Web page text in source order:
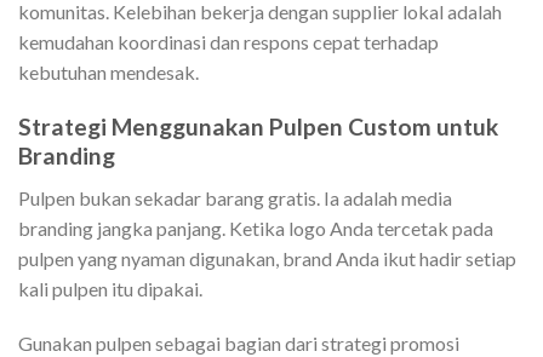
komunitas. Kelebihan bekerja dengan supplier lokal adalah
kemudahan koordinasi dan respons cepat terhadap
kebutuhan mendesak.
Strategi Menggunakan Pulpen Custom untuk
Branding
Pulpen bukan sekadar barang gratis. Ia adalah media
branding jangka panjang. Ketika logo Anda tercetak pada
pulpen yang nyaman digunakan, brand Anda ikut hadir setiap
kali pulpen itu dipakai.
Gunakan pulpen sebagai bagian dari strategi promosi